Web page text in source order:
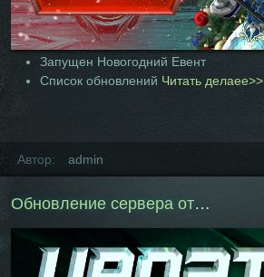
Запущен Новогодний Евент
Список обновлений Читать делаее>>
Автор: admin
Обновление сервера от 18 Апреля